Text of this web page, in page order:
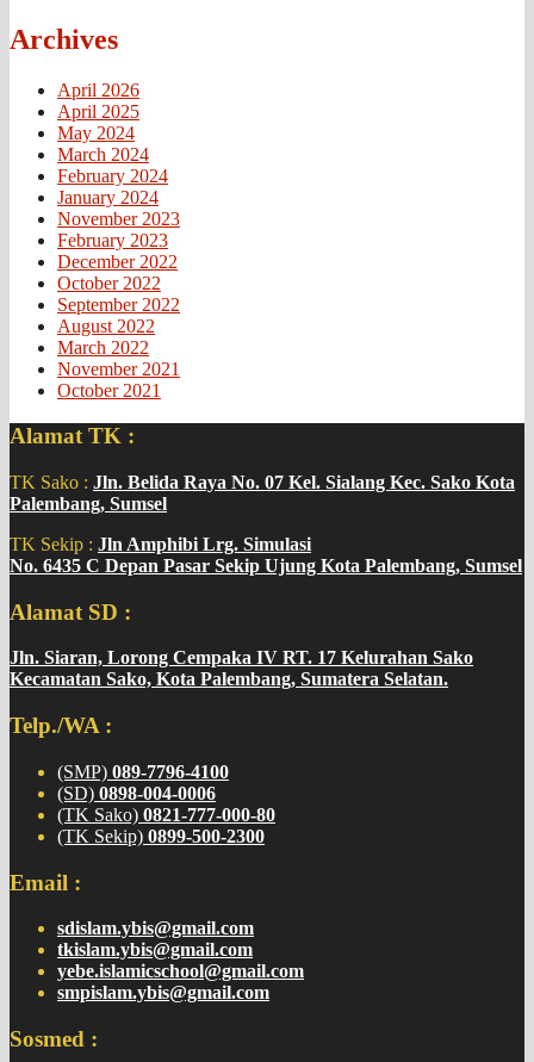
Archives
April 2026
April 2025
May 2024
March 2024
February 2024
January 2024
November 2023
February 2023
December 2022
October 2022
September 2022
August 2022
March 2022
November 2021
October 2021
Alamat TK :
TK Sako : Jln. Belida Raya No. 07 Kel. Sialang Kec. Sako Kota
Palembang, Sumsel
TK Sekip : Jln Amphibi Lrg. Simulasi
No. 6435 C Depan Pasar Sekip Ujung Kota Palembang, Sumsel
Alamat SD :
Jln. Siaran, Lorong Cempaka IV RT. 17 Kelurahan Sako
Kecamatan Sako, Kota Palembang, Sumatera Selatan.
Telp./WA :
(SMP) 089-7796-4100
(SD) 0898-004-0006
(TK Sako) 0821-777-000-80
(TK Sekip) 0899-500-2300
Email :
sdislam.ybis@gmail.com
tkislam.ybis@gmail.com
yebe.islamicschool@gmail.com
smpislam.ybis@gmail.com
Sosmed :